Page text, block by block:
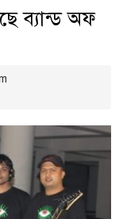
ব্যান্ড অফ